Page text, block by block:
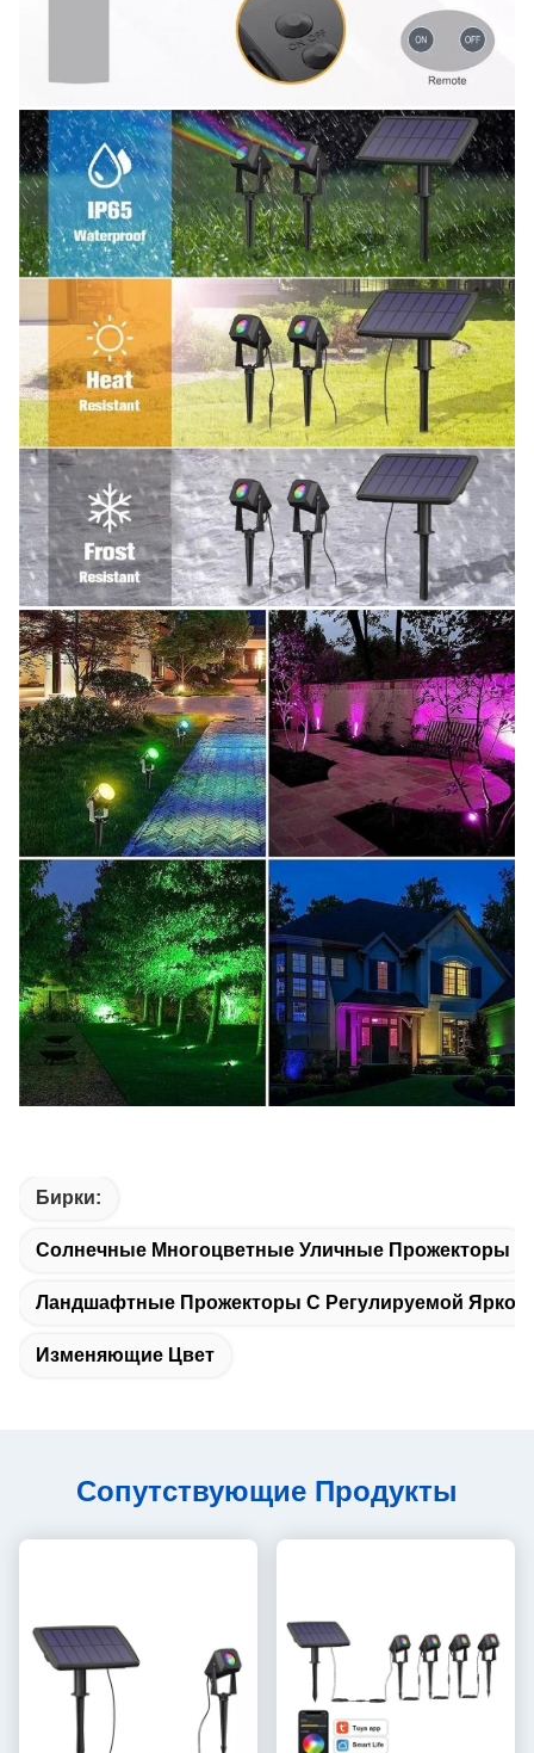
Бирки:
Солнечные Многоцветные Уличные Прожекторы
Ландшафтные Прожекторы С Регулируемой
Изменяющие Цвет
Сопутствующие Продукты